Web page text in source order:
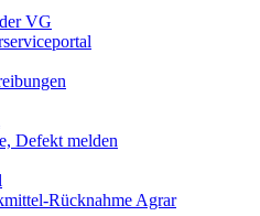
VG
Defekt melden
Rücknahme Agrar